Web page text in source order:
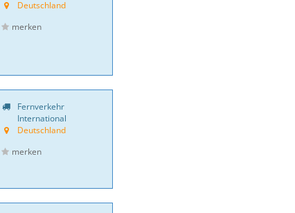
Deutschland
merken
Fernverkehr
International
Deutschland
merken